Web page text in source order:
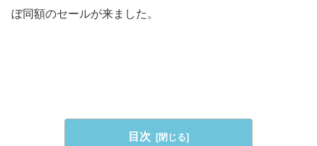
ぼ同額のセールが来ました。
目次